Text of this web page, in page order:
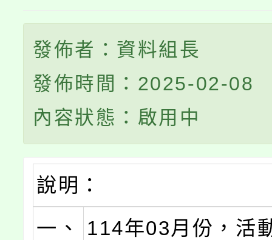
發佈者：資料組長
發佈時間：2025-02-08
內容狀態：啟用中
說明：
一、
114年03月份，活